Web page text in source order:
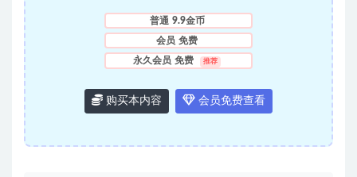
普通 9.9金币
会员 免费
永久会员 免费 推荐
购买本内容 会员免费查看